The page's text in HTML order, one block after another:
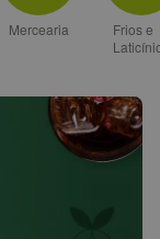
Mercearia
Frios e